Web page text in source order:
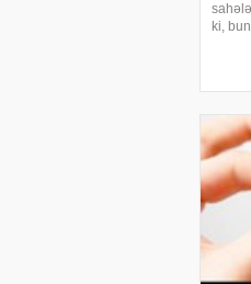
ki,